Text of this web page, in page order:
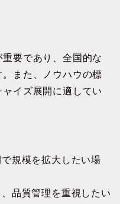
要であり、全国的な
また、ノウハウの標
イズ展開に適してい
規模を拡大したい場
品質管理を重視したい